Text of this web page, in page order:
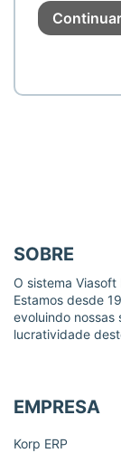
SOBRE
O sistema
Estamos desde
evoluindo nossas
lucratividade
EMPRESA
Korp ERP